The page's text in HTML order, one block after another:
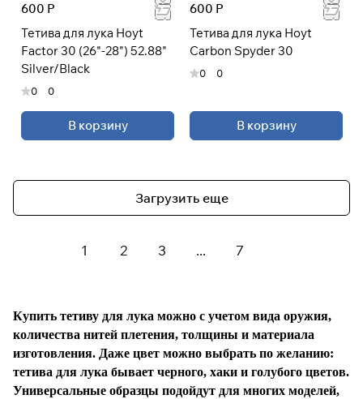
600 Р
Тетива для лука Hoyt
Factor 30 (26"-28") 52.88"
Silver/Black
0 0
В корзину
600 Р
Тетива для лука Hoyt
Carbon Spyder 30
0 0
В корзину
Загрузить еще
1 2 3 ... 7
Купить тетиву для лука можно с учетом вида оружия,
количества нитей плетения, толщины и материала
изготовления. Даже цвет можно выбрать по желанию:
тетива для лука бывает черного, хаки и голубого цветов.
Универсальные образцы подойдут для многих моделей,